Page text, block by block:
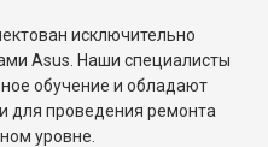
исключительно
Asus. Наши специалисты
обучение и обладают
для проведения ремонта
уровне.